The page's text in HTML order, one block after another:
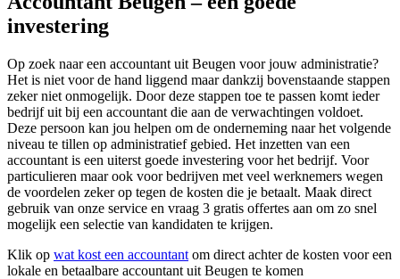
investering
Op zoek naar een accountant uit Beugen voor jouw administratie?
Het is niet voor de hand liggend maar dankzij bovenstaande stappen
zeker niet onmogelijk. Door deze stappen toe te passen komt ieder
bedrijf uit bij een accountant die aan de verwachtingen voldoet.
Deze persoon kan jou helpen om de onderneming naar het volgende
niveau te tillen op administratief gebied. Het inzetten van een
accountant is een uiterst goede investering voor het bedrijf. Voor
particulieren maar ook voor bedrijven met veel werknemers wegen
de voordelen zeker op tegen de kosten die je betaalt. Maak direct
gebruik van onze service en vraag 3 gratis offertes aan om zo snel
mogelijk een selectie van kandidaten te krijgen.
Klik op wat kost een accountant om direct achter de kosten voor een
lokale en betaalbare accountant uit Beugen te komen